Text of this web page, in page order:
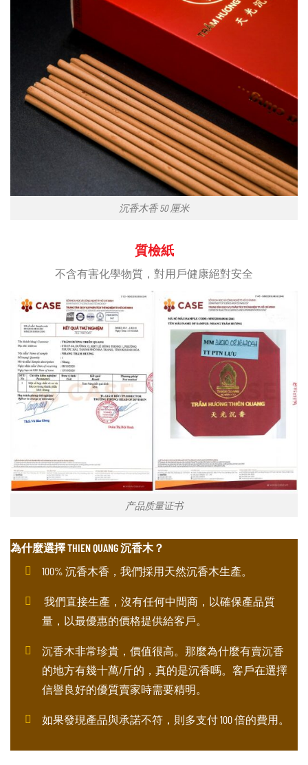
沉香木香 50 厘米
質檢紙
不含有害化學物質，對用戶健康絕對安全
产品质量证书
為什麼選擇 THIEN QUANG 沉香木？
100% 沉香木香，我們採用天然沉香木生產。
我們直接生產，沒有任何中間商，以確保產品質
量，以最優惠的價格提供給客戶。
沉香木非常珍貴，價值很高。那麼為什麼有賣沉香
的地方有幾十萬/斤的，真的是沉香嗎。客戶在選擇
信譽良好的優質賣家時需要精明。
如果發現產品與承諾不符，則多支付 100 倍的費用。